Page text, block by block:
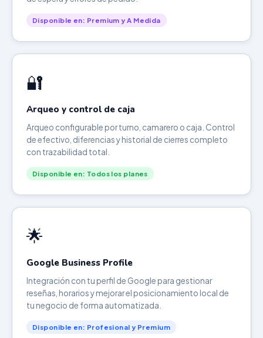
Disponible en: Premium y A Medida
🔐
Arqueo y control de caja
Arqueo configurable por turno, camarero o caja. Control
de efectivo, diferencias y historial de cierres completo
con trazabilidad total.
Disponible en: Todos los planes
🌟
Google Business Profile
Integración con tu perfil de Google para gestionar
reseñas, horarios y mejorar el posicionamiento local de
tu negocio de forma automatizada.
Disponible en: Profesional y Premium